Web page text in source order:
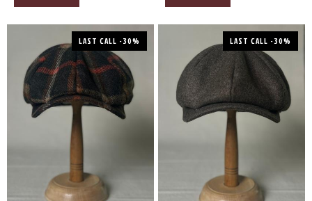
LAST CALL -30% LAST CALL -30%